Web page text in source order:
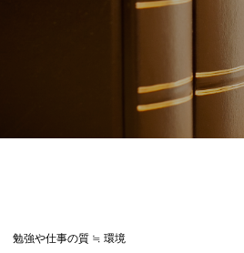
勉強や仕事の質 ≒ 環境